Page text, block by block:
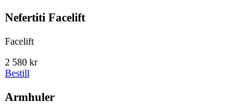
Nefertiti Facelift
Facelift
2 580 kr
Bestill
Armhuler